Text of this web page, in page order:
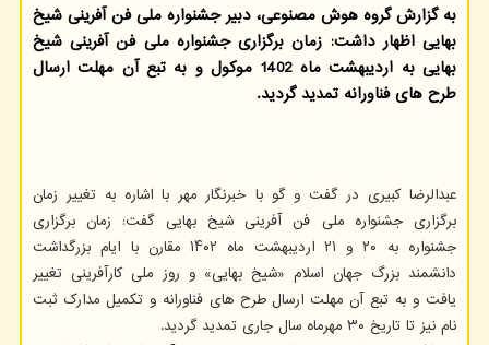
به گزارش گروه هوش مصنوعی، دبیر جشنواره ملی فن آفرینی شیخ
بهایی اظهار داشت: زمان برگزاری جشنواره ملی فن آفرینی شیخ
بهایی به اردیبهشت ماه 1402 موکول و به تبع آن مهلت ارسال
طرح های فناورانه تمدید گردید.
عبدالرضا کبیری در گفت و گو با خبرنگار مهر با اشاره به تغییر زمان
برگزاری جشنواره ملی فن آفرینی شیخ بهایی گفت: زمان برگزاری
جشنواره به ۲۰ و ۲۱ اردیبهشت ماه ۱۴۰۲ مقارن با ایام بزرگداشت
دانشمند بزرگ جهان اسلام «شیخ بهایی» و روز ملی کارآفرینی تغییر
یافت و به تبع آن مهلت ارسال طرح های فناورانه و تکمیل مدارک ثبت
نام نیز تا تاریخ ۳۰ مهرماه سال جاری تمدید گردید.